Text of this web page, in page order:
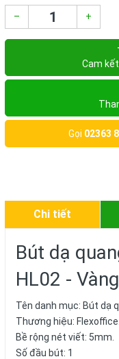
– +
Cam
Gọi 02363
Chi tiết
Bút dạ
HL02 - Vàng
Tên danh mục: Bút dạ
Thương hiệu: Flexoffice.
Bề rộng nét viết: 5mm.
Số đầu bút: 1